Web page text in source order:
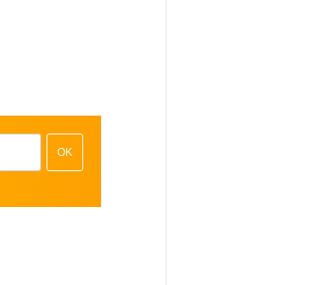
OK